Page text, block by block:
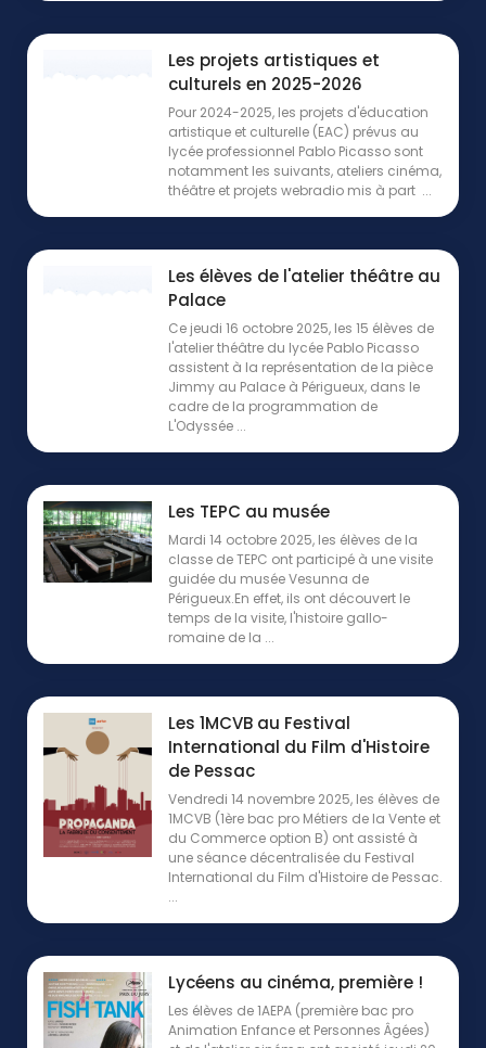
Les projets artistiques et
culturels en 2025-2026
Pour 2024-2025, les projets d'éducation
artistique et culturelle (EAC) prévus au
lycée professionnel Pablo Picasso sont
notamment les suivants, ateliers cinéma,
théâtre et projets webradio mis à part ...
Les élèves de l'atelier théâtre au
Palace
Ce jeudi 16 octobre 2025, les 15 élèves de
l'atelier théâtre du lycée Pablo Picasso
assistent à la représentation de la pièce
Jimmy au Palace à Périgueux, dans le
cadre de la programmation de
L'Odyssée ...
Les TEPC au musée
Mardi 14 octobre 2025, les élèves de la
classe de TEPC ont participé à une visite
guidée du musée Vesunna de
Périgueux.En effet, ils ont découvert le
temps de la visite, l'histoire gallo-
romaine de la ...
Les 1MCVB au Festival
International du Film d'Histoire
de Pessac
Vendredi 14 novembre 2025, les élèves de
1MCVB (1ère bac pro Métiers de la Vente et
du Commerce option B) ont assisté à
une séance décentralisée du Festival
International du Film d'Histoire de Pessac.
...
Lycéens au cinéma, première !
Les élèves de 1AEPA (première bac pro
Animation Enfance et Personnes Âgées)